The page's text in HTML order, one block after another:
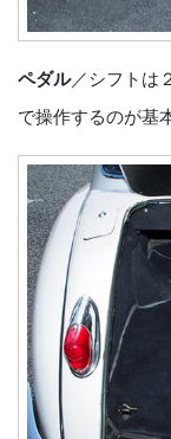
ペダル／シフトは
で操作するのが基本